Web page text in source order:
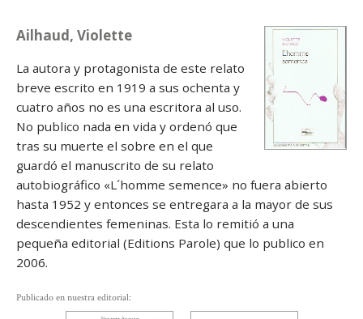
Ailhaud, Violette
La autora y protagonista de este relato
breve escrito en 1919 a sus ochenta y
cuatro años no es una escritora al uso.
No publico nada en vida y ordenó que
tras su muerte el sobre en el que
guardó el manuscrito de su relato
autobiográfico «L´homme semence» no fuera abierto
hasta 1952 y entonces se entregara a la mayor de sus
descendientes femeninas. Esta lo remitió a una
pequeña editorial (Editions Parole) que lo publico en
2006.
Publicado en nuestra editorial: